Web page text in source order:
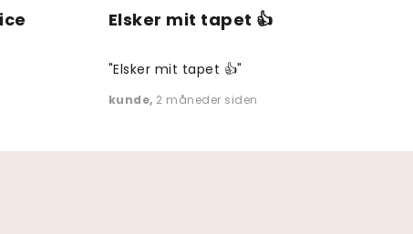
Elsker mit tapet 👍
"Elsker mit tapet 👍"
kunde, 2 måneder siden